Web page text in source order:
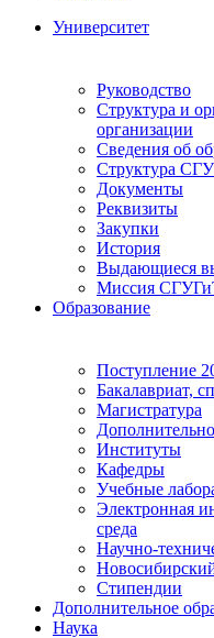
Университет
Руководство
Структура и
организации
Сведения об
Структура
Документы
Реквизиты
Закупки
История
Выдающиеся
Миссия
Образование
Поступление
Бакалавриат,
Магистратура
Институты
Кафедры
Учебные
Электронная
среда
Научно-
Стипендии
Дополнительное
Наука